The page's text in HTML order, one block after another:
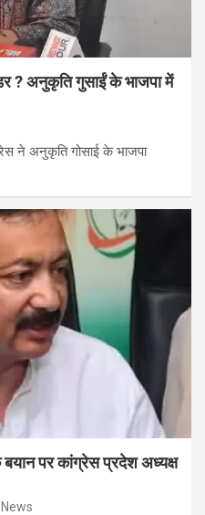
? अनुकृति गुसाईं के भाजपा में
ने अनुकृति गोसाई के भाजपा
बयान पर कांग्रेस प्रदेश अध्यक्ष